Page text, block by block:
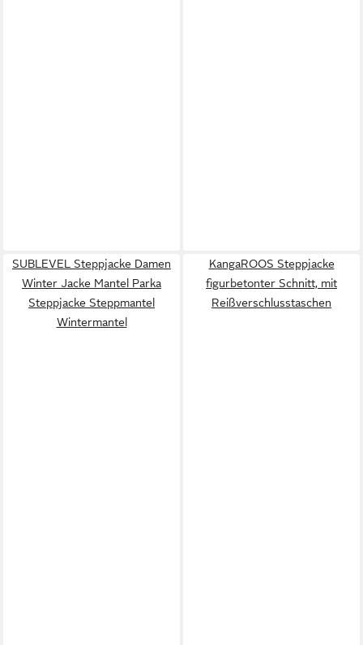
SUBLEVEL Steppjacke Damen
Winter Jacke Mantel Parka
Steppjacke Steppmantel
Wintermantel
KangaROOS Steppjacke
figurbetonter Schnitt, mit
Reißverschlusstaschen